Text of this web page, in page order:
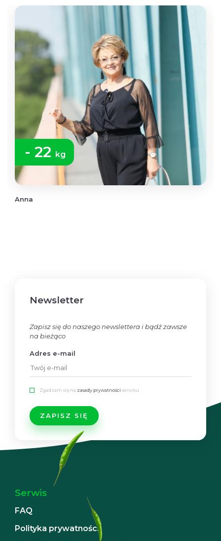
- 22 kg
Anna
Newsletter
Zapisz się do naszego newslettera i bądź zawsze
na bieżąco
Adres e-mail
Zgadzam się na zasady prywatności serwisu
Serwis
FAQ
Polityka prywatności